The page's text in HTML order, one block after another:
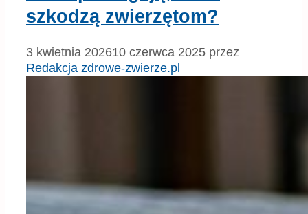
szkodzą zwierzętom?
3 kwietnia 202610 czerwca 2025 przez
Redakcja zdrowe-zwierze.pl